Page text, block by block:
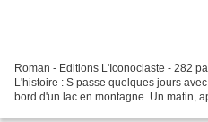
Roman - Editions L'Iconoclaste - 282
L'histoire : S passe quelques jours
bord d'un lac en montagne. Un matin,